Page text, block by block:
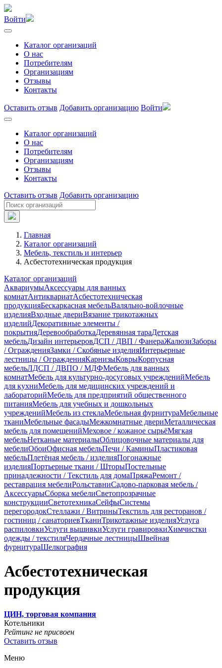
Войти
Каталог организаций
О нас
Потребителям
Организациям
Отзывы
Контакты
Оставить отзыв Добавить организацию Войти
Каталог организаций
О нас
Потребителям
Организациям
Отзывы
Контакты
Оставить отзыв Добавить организацию
Главная
Каталог организаций
Мебель, текстиль и интерьер
Асбестотехническая продукция
Каталог организаций
АквариумыАксессуары для ванных
комнатАнтиквариатАсбестотехническая
продукцияБескаркасная мебельВаляльно-войлочные
изделияВходные двериВязание трикотажных
изделийДекоративные элементы /
покрытияДеревообработкаДеревянная тараДетская
мебельДизайн интерьеровДСП / ДВП / ФанераЖалюзиЗаборы
/ ОгражденияЗамки / Скобяные изделияИнтерьерные
лестницы / ОгражденияКарнизыКоврыКорпусная
мебельЛДСП / ДВПО / МДФМебель для ванных
комнатМебель для культурно-досуговых учрежденийМебель
для кухниМебель для медицинских учреждений и
лабораторийМебель для предприятий общественного
питанияМебель для учебных и дошкольных
учрежденийМебель из стеклаМебельная фурнитураМебельные
тканиМебельные фасадыМежкомнатные двериМеталлическая
мебель для помещенийМеховое / кожаное сырьёМягкая
мебельНетканые материалыОблицовочные материалы для
мебелиОбоиОфисная мебельПечи / КаминыПластиковая
мебельПлетёная мебель / изделияПогонажные
изделияПортьерные ткани / ШторыПостельные
принадлежности / Текстиль для домаПряжаРемонт /
реставрация мебелиРольставниСадово-парковая мебель /
АксессуарыСборка мебелиСветопрозрачные
конструкцииСветотехникаСейфыСистемы
перегородокСтеллажи / ВитриныТекстиль для ресторанов /
гостиниц / санаториевТканиТрикотажные изделияУслуга
распиловкиУслуги вышивкиУслуги гравировкиХимчистки
одежды / текстиляЧердачные лестницыШвейная
фурнитураШелкография
Асбестотехническая
продукция
ЦИН, торговая компания
Котельники
Рейтинг не присвоен
Оставить отзыв
Меню